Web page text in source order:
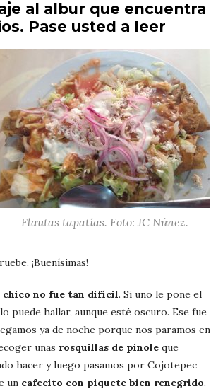
al albur que encuentra
Pase usted a leer
Flautas tapatías. Foto: JC Núñez.
¡Buenísimas!
chico no fue tan difícil. Si uno le pone el
puede hallar, aunque esté oscuro. Ese fue
ya de noche porque nos paramos en
unas rosquillas de pinole que
hacer y luego pasamos por Cojotepec
un cafecito con piquete bien renegrido.